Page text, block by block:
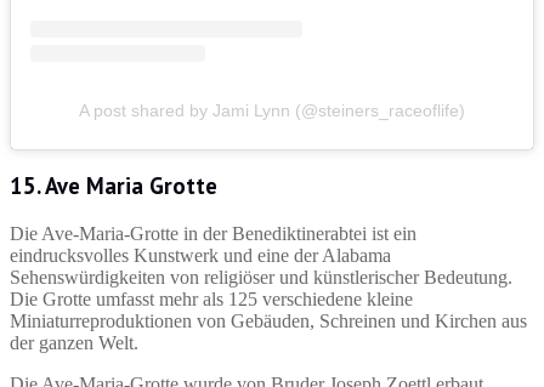
A post shared by Jami Lynn (@steiners_raceoflife)
15. Ave Maria Grotte
Die Ave-Maria-Grotte in der Benediktinerabtei ist ein
eindrucksvolles Kunstwerk und eine der Alabama
Sehenswürdigkeiten von religiöser und künstlerischer Bedeutung.
Die Grotte umfasst mehr als 125 verschiedene kleine
Miniaturreproduktionen von Gebäuden, Schreinen und Kirchen aus
der ganzen Welt.